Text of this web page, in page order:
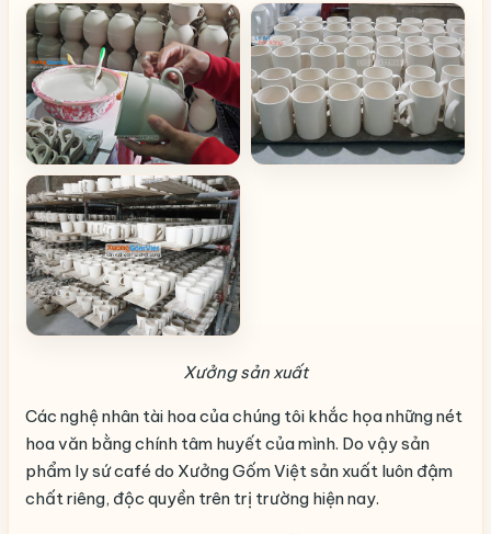
Xưởng sản xuất
Các nghệ nhân tài hoa của chúng tôi khắc họa những nét
hoa văn bằng chính tâm huyết của mình. Do vậy sản
phẩm ly sứ café do Xưởng Gốm Việt sản xuất luôn đậm
chất riêng, độc quyền trên trị trường hiện nay.